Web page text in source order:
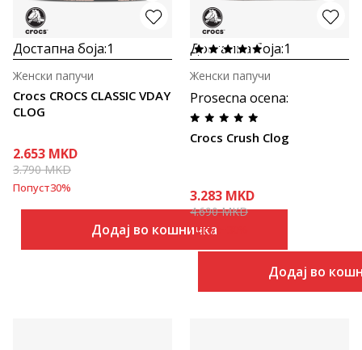
Достапна боја:1
Crocs CROCS CLASSIC VDAY
CLOG
Женски папучи
2.653 MKD
3.790MKD
Попуст30%
Додај во кошничка
Достапна боја:1
Prosecna ocena:
Crocs Crush Clog
Женски папучи
3.283 MKD
4.690MKD
Попуст
Додај во